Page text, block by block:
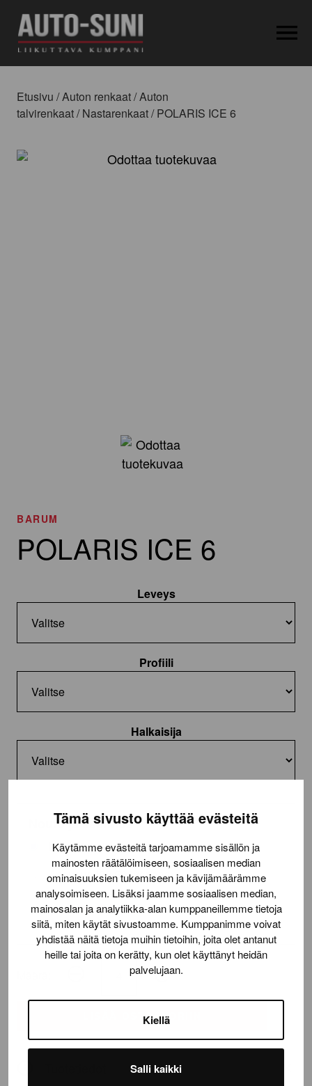
Tämä sivusto käyttää evästeitä
Käytämme evästeitä tarjoamamme sisällön ja
mainosten räätälöimiseen, sosiaalisen median
ominaisuuksien tukemiseen ja kävijämäärämme
analysoimiseen. Lisäksi jaamme sosiaalisen median,
mainosalan ja analytiikka-alan kumppaneillemme tietoja
siitä, miten käytät sivustoamme. Kumppanimme voivat
yhdistää näitä tietoja muihin tietoihin, joita olet antanut
heille tai joita on kerätty, kun olet käyttänyt heidän
palvelujaan.
Kiellä
Salli kaikki
Etusivu /Auton renkaat/Auton
talvirenkaat/Nastarenkaat/ POLARIS ICE 6
BARUM
POLARIS ICE 6
Leveys
Profiili
Halkaisija
Nouto ja asennus
Nouto toimitilasta
Asennus (22,50€/rengas)
Lue lisäätoimituksesta
ICE
LISÄÄ OSTOSKORIIN